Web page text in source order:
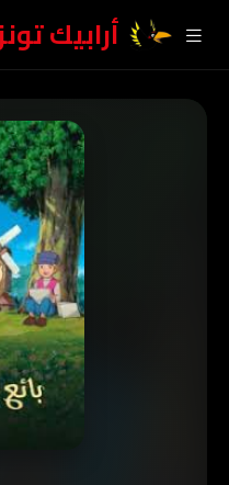
أرابيك